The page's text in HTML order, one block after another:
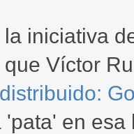
iniciativa
que Víctor
'pata' en